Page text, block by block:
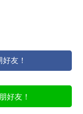
友！
好友！